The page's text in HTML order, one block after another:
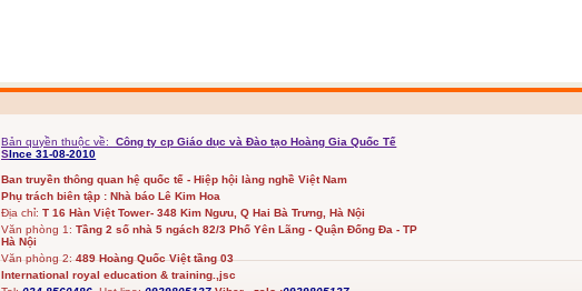
Bản quyền thuộc về:
Công ty cp Giáo dục và Đào tạo Hoàng Gia Quốc Tế
SInce 31-08-2010
Ban truyền thông quan hệ quốc tế - Hiệp hội làng nghề Việt Nam
Phụ trách biên tập : Nhà báo Lê Kim Hoa
Địa chỉ: T 16 Hàn Việt Tower- 348 Kim Ngưu, Q Hai Bà Trưng, Hà Nội
Văn phòng 1:Tầng 2 số nhà 5 ngách 82/3 Phố Yên Lãng - Quận Đống Đa - TP
Hà Nội
Văn phòng 2:489 Hoàng Quốc Việt tầng 03
International royal education & training.,jsc